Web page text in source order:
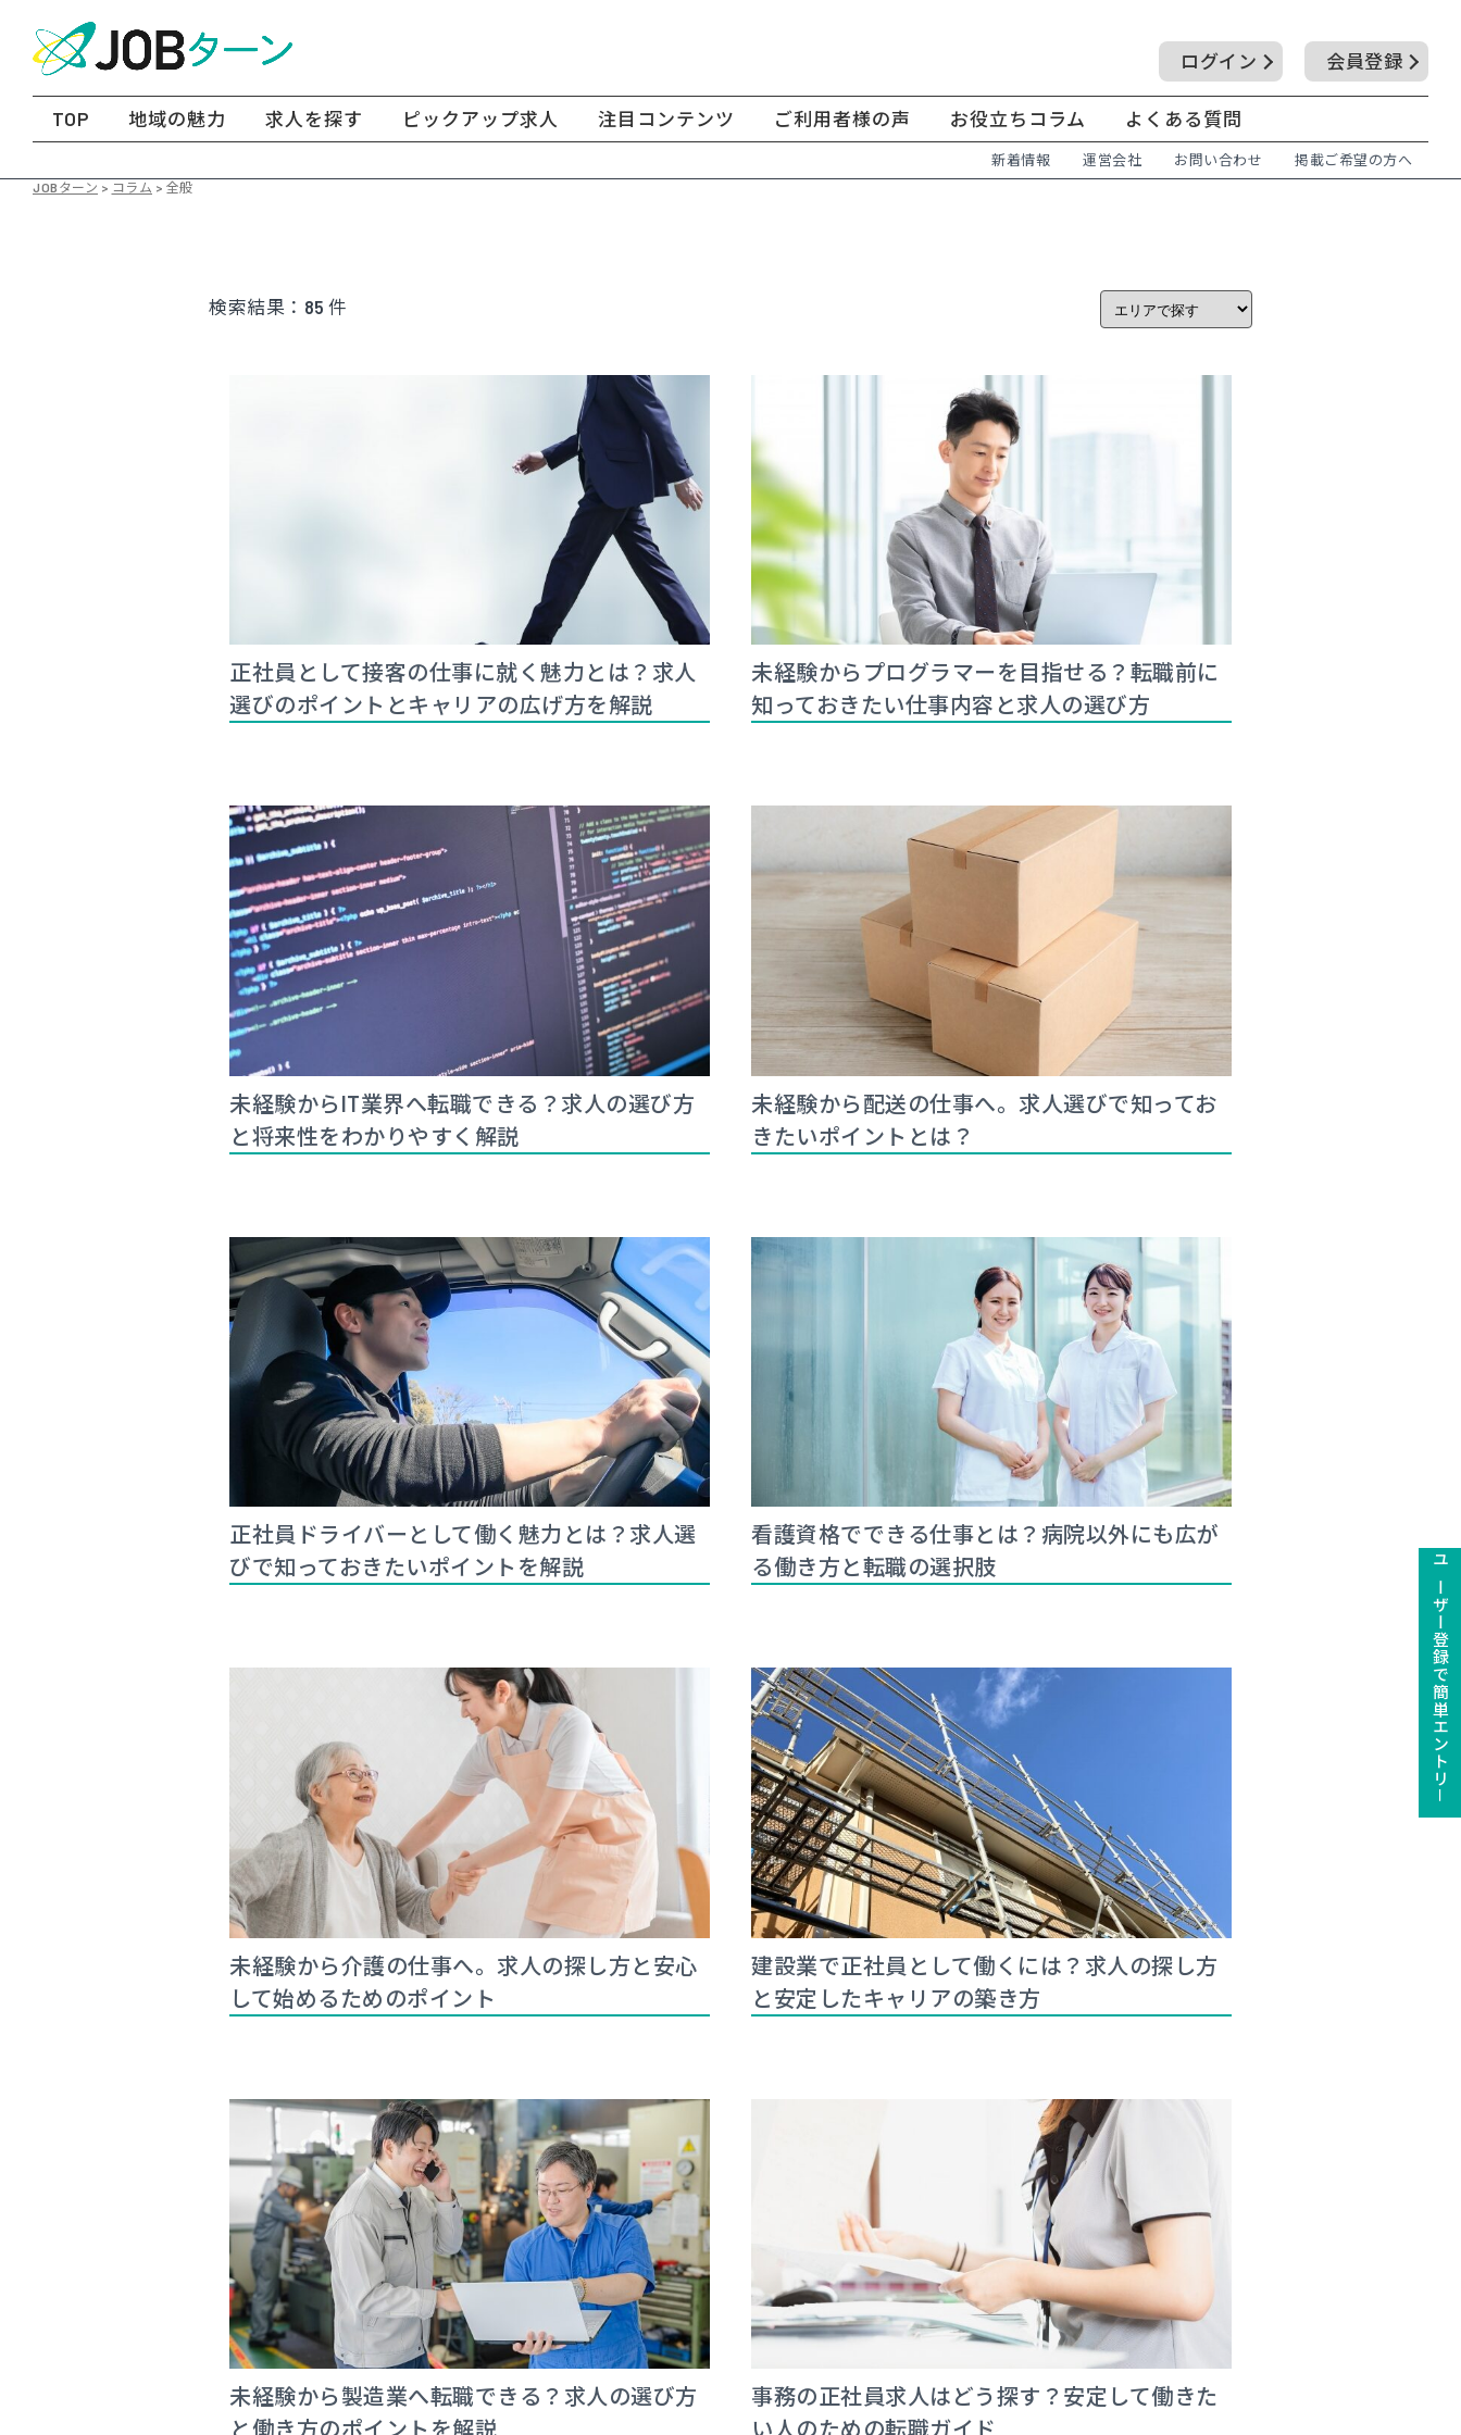
ログイン 会員登録
TOP 地域の魅力 求人を探す ピックアップ求人 注目コンテンツ ご利用者様の声 お役立ちコラム よくある質問
新着情報 運営会社 お問い合わせ 掲載ご希望の方へ
ユーザー登録で簡単エントリ－
JOBターン > コラム > 全般
検索結果： 85 件
正社員として接客の仕事に就く魅力とは？求人
選びのポイントとキャリアの広げ方を解説
未経験からプログラマーを目指せる？転職前に
知っておきたい仕事内容と求人の選び方
未経験からIT業界へ転職できる？求人の選び方
と将来性をわかりやすく解説
未経験から配送の仕事へ。求人選びで知ってお
きたいポイントとは？
正社員ドライバーとして働く魅力とは？求人選
びで知っておきたいポイントを解説
看護資格でできる仕事とは？病院以外にも広が
る働き方と転職の選択肢
未経験から介護の仕事へ。求人の探し方と安心
して始めるためのポイント
建設業で正社員として働くには？求人の探し方
と安定したキャリアの築き方
未経験から製造業へ転職できる？求人の選び方
と働き方のポイントを解説
事務の正社員求人はどう探す？安定して働きた
い人のための転職ガイド